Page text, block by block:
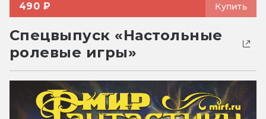
490 ₽ Купить
Спецвыпуск «Настольные
ролевые игры»